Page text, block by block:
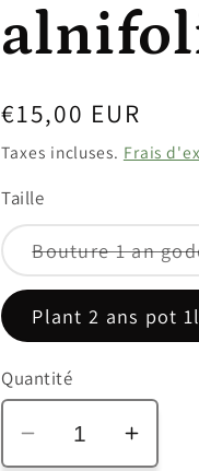
Prix
habituel
€15,00 EUR
Taxes incluses. Frais
Taille
Bouture 1 an
Plant 2 ans pot
Quantité
Réduire